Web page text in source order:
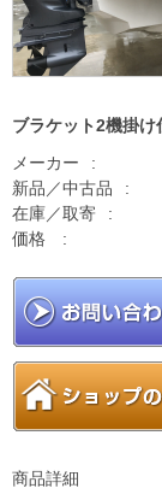
ブラケット2機掛け
メーカー
新品／中古品
在庫／取寄
価格
商品詳細